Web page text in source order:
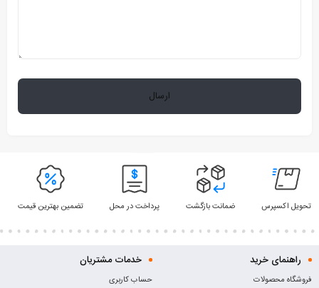
تحویل اکسپرس ضمانت بازگشت پرداخت در محل تضمین بهترین قیمت
راهنمای خرید
فروشگاه محصولات
خدمات مشتریان
حساب کاربری